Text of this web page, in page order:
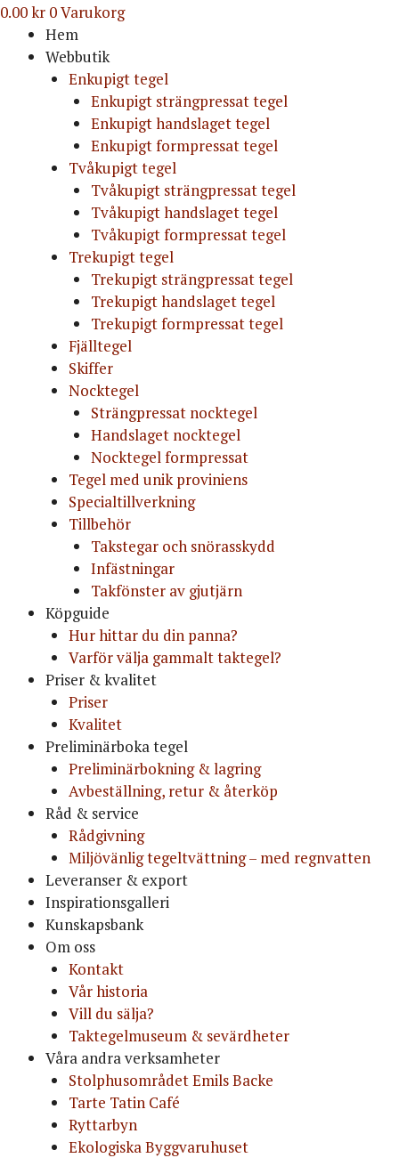
0.00kr 0Varukorg
Hem
Webbutik
Enkupigt tegel
Enkupigt strängpressat tegel
Enkupigt handslaget tegel
Enkupigt formpressat tegel
Tvåkupigt tegel
Tvåkupigt strängpressat tegel
Tvåkupigt handslaget tegel
Tvåkupigt formpressat tegel
Trekupigt tegel
Trekupigt strängpressat tegel
Trekupigt handslaget tegel
Trekupigt formpressat tegel
Fjälltegel
Skiffer
Nocktegel
Strängpressat nocktegel
Handslaget nocktegel
Nocktegel formpressat
Tegel med unik proviniens
Specialtillverkning
Tillbehör
Takstegar och snörasskydd
Infästningar
Takfönster av gjutjärn
Köpguide
Hur hittar du din panna?
Varför välja gammalt taktegel?
Priser & kvalitet
Priser
Kvalitet
Preliminärboka tegel
Preliminärbokning & lagring
Avbeställning, retur & återköp
Råd & service
Rådgivning
Miljövänlig tegeltvättning – med regnvatten
Leveranser & export
Inspirationsgalleri
Kunskapsbank
Om oss
Kontakt
Vår historia
Vill du sälja?
Taktegelmuseum & sevärdheter
Våra andra verksamheter
Stolphusområdet Emils Backe
Tarte Tatin Café
Ryttarbyn
Ekologiska Byggvaruhuset